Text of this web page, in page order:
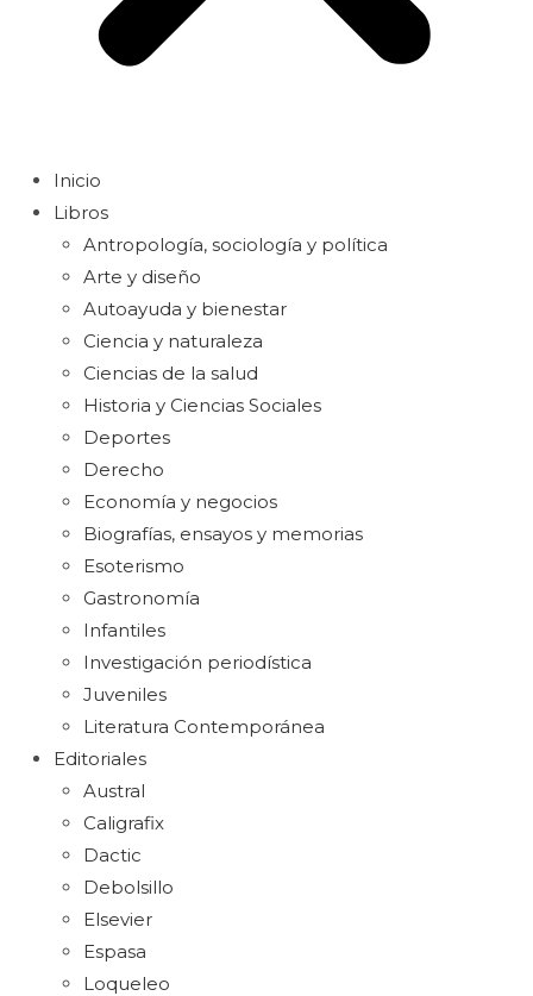
Inicio
Libros
Antropología, sociología y política
Arte y diseño
Autoayuda y bienestar
Ciencia y naturaleza
Ciencias de la salud
Historia y Ciencias Sociales
Deportes
Derecho
Economía y negocios
Biografías, ensayos y memorias
Esoterismo
Gastronomía
Infantiles
Investigación periodística
Juveniles
Literatura Contemporánea
Editoriales
Austral
Caligrafix
Dactic
Debolsillo
Elsevier
Espasa
Loqueleo